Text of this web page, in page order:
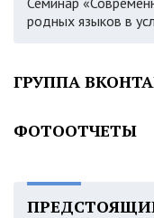
родных языков в
ГРУППА
ФОТООТЧЕТЫ